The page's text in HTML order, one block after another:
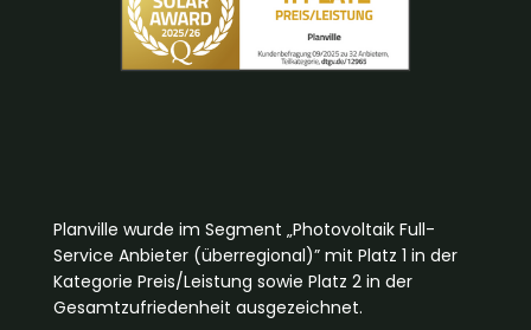
Planville wurde im Segment „Photovoltaik Full-
Service Anbieter (überregional)” mit Platz 1 in der
Kategorie Preis/Leistung sowie Platz 2 in der
Gesamtzufriedenheit ausgezeichnet.